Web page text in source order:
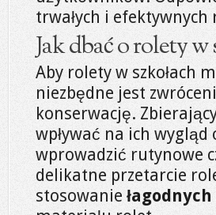
trwałych i
Jak dbać o rolety w
Aby rolety w szkołach
niezbędne jest
konserwację.
wpływać na ich
wprowadzić rutynowe
delikatne przetarcie
stosowanie